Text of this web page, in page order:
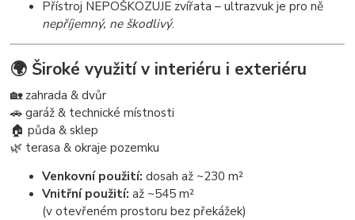
Přístroj NEPOŠKOZUJE zvířata – ultrazvuk je pro ně
nepříjemný, ne škodlivý.
🌍 Široké využití v interiéru i exteriéru
🏡 zahrada & dvůr
🚗 garáž & technické místnosti
🏠 půda & sklep
🌿 terasa & okraje pozemku
Venkovní použití: dosah až ~230 m²
Vnitřní použití: až ~545 m²
(v otevřeném prostoru bez překážek)